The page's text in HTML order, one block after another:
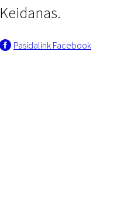
Keidanas.
Pasidalink Facebook